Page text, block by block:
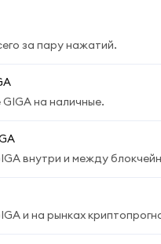
за пару нажатий.
на наличные.
внутри и между
и на рынках